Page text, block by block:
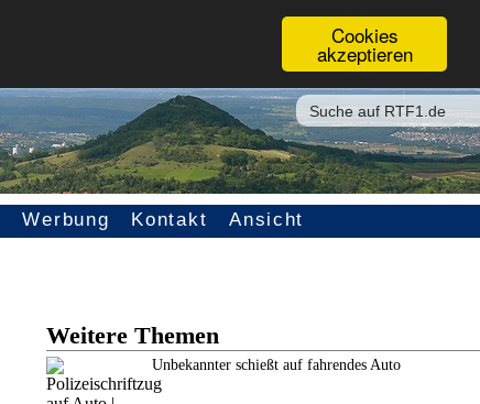
Cookies
akzeptieren
Werbung Kontakt Ansicht
Weitere Themen
Unbekannter schießt auf fahrendes Auto